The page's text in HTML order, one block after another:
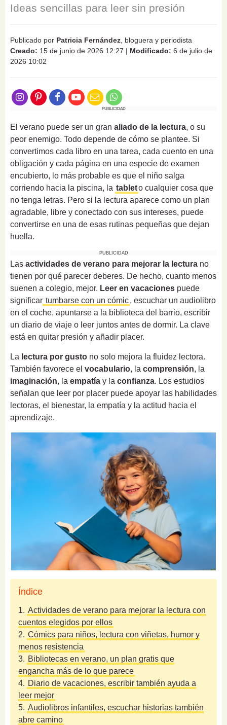
Ideas sencillas para leer sin presión
Publicado por Patricia Fernández , bloguera y periodista
Creado: 15 de junio de 2026 12:27 | Modificado: 6 de julio de
2026 10:02
PUBLICIDAD
El verano puede ser un gran aliado de la lectura, o su
peor enemigo. Todo depende de cómo se plantee. Si
convertimos cada libro en una tarea, cada cuento en una
obligación y cada página en una especie de examen
encubierto, lo más probable es que el niño salga
corriendo hacia la piscina, la tableto cualquier cosa que
no tenga letras. Pero si la lectura aparece como un plan
agradable, libre y conectado con sus intereses, puede
convertirse en una de esas rutinas pequeñas que dejan
huella.
PUBLICIDAD
Las actividades de verano para mejorar la lectura no
tienen por qué parecer deberes. De hecho, cuanto menos
suenen a colegio, mejor. Leer en vacaciones puede
significar tumbarse con un cómic, escuchar un audiolibro
en el coche, apuntarse a la biblioteca del barrio, escribir
un diario de viaje o leer juntos antes de dormir. La clave
está en quitar presión y añadir placer.
La lectura por gusto no solo mejora la fluidez lectora.
También favorece el vocabulario, la comprensión, la
imaginación, la empatía y la confianza. Los estudios
señalan que leer por placer puede apoyar las habilidades
lectoras, el bienestar, la empatía y la actitud hacia el
aprendizaje.
Índice
1. Actividades de verano para mejorar la lectura con
cuentos elegidos por ellos
2. Cómics para niños, lectura con viñetas, humor y
menos resistencia
3. Bibliotecas en verano, un plan gratis que
engancha más de lo que parece
4. Diario de vacaciones, escribir también ayuda a
leer mejor
5. Audiolibros infantiles, escuchar historias también
abre camino